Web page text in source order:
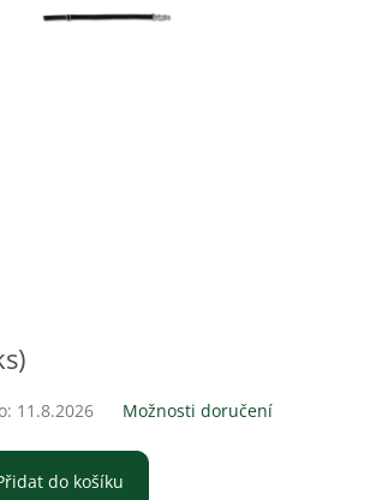
11.8.2026 Možnosti doručení
do košíku